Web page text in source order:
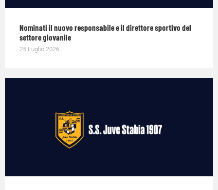
Nominati il nuovo responsabile e il direttore sportivo del
settore giovanile
25 Luglio 2026